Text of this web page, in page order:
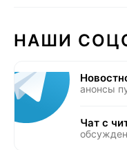
НАШИ
анонсы
Чат с